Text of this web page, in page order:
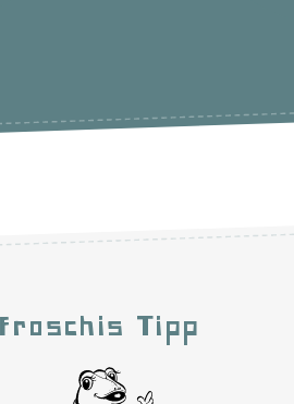
Froschis Tipp